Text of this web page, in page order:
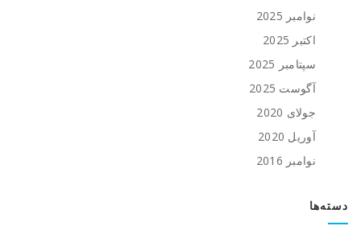
نوامبر 2025
اکتبر 2025
سپتامبر 2025
آگوست 2025
جولای 2020
آوریل 2020
نوامبر 2016
دسته‌ها